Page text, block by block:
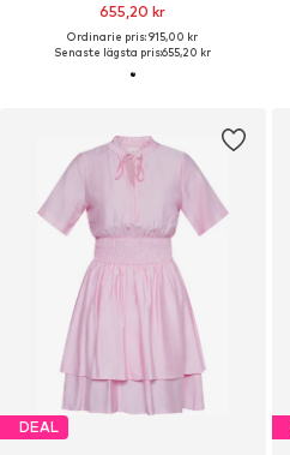
655,20 kr
Ordinarie pris: 915,00 kr
Senaste lägsta pris:655,20 kr
DEAL